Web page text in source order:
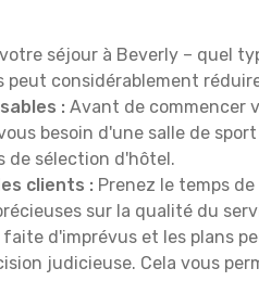
séjour à Beverly – quel
peut considérablement
: Avant de commencer
besoin d'une salle de
de sélection d'hôtel.
clients : Prenez le temps
sur la qualité du
faite d'imprévus et les plans
judicieuse. Cela vous